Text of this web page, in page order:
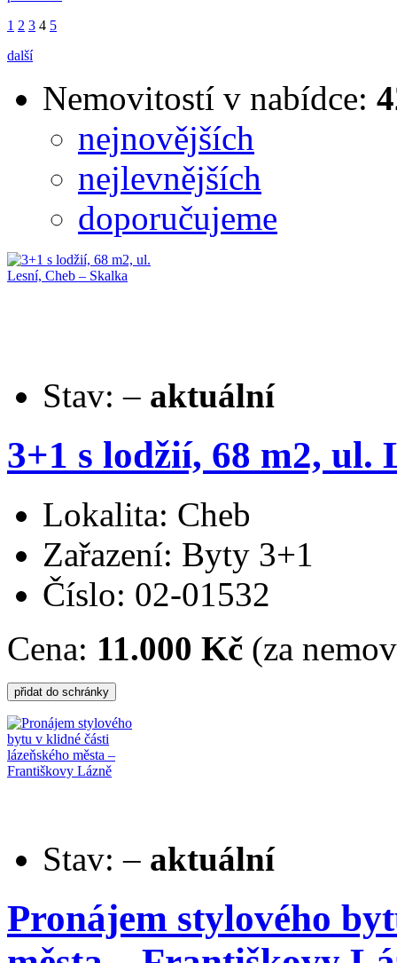
1 2 3 4 5
další
Nemovitostí v nabídce:
nejnovějších
nejlevnějších
doporučujeme
Stav: – aktuální
3+1 s lodžií, 68 m2, ul.
Lokalita: Cheb
Zařazení: Byty 3+1
Číslo: 02-01532
Cena: 11.000 Kč (za
Stav: – aktuální
Pronájem stylového